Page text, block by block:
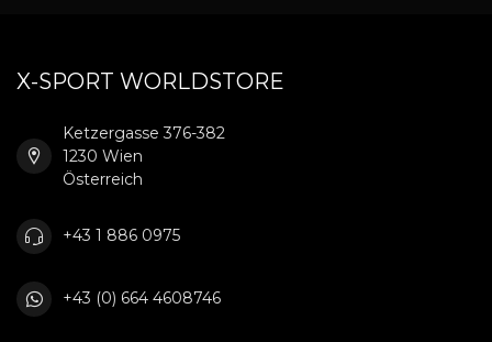
X-SPORT WORLDSTORE
Ketzergasse 376-382
1230 Wien
Österreich
+43 1 886 0975
+43 (0) 664 4608746